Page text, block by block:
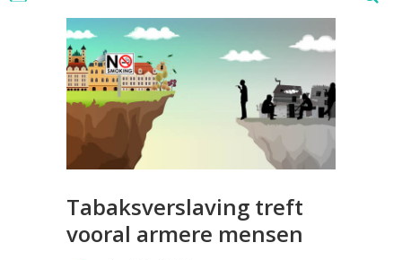
Tabaksverslaving treft
vooral armere mensen